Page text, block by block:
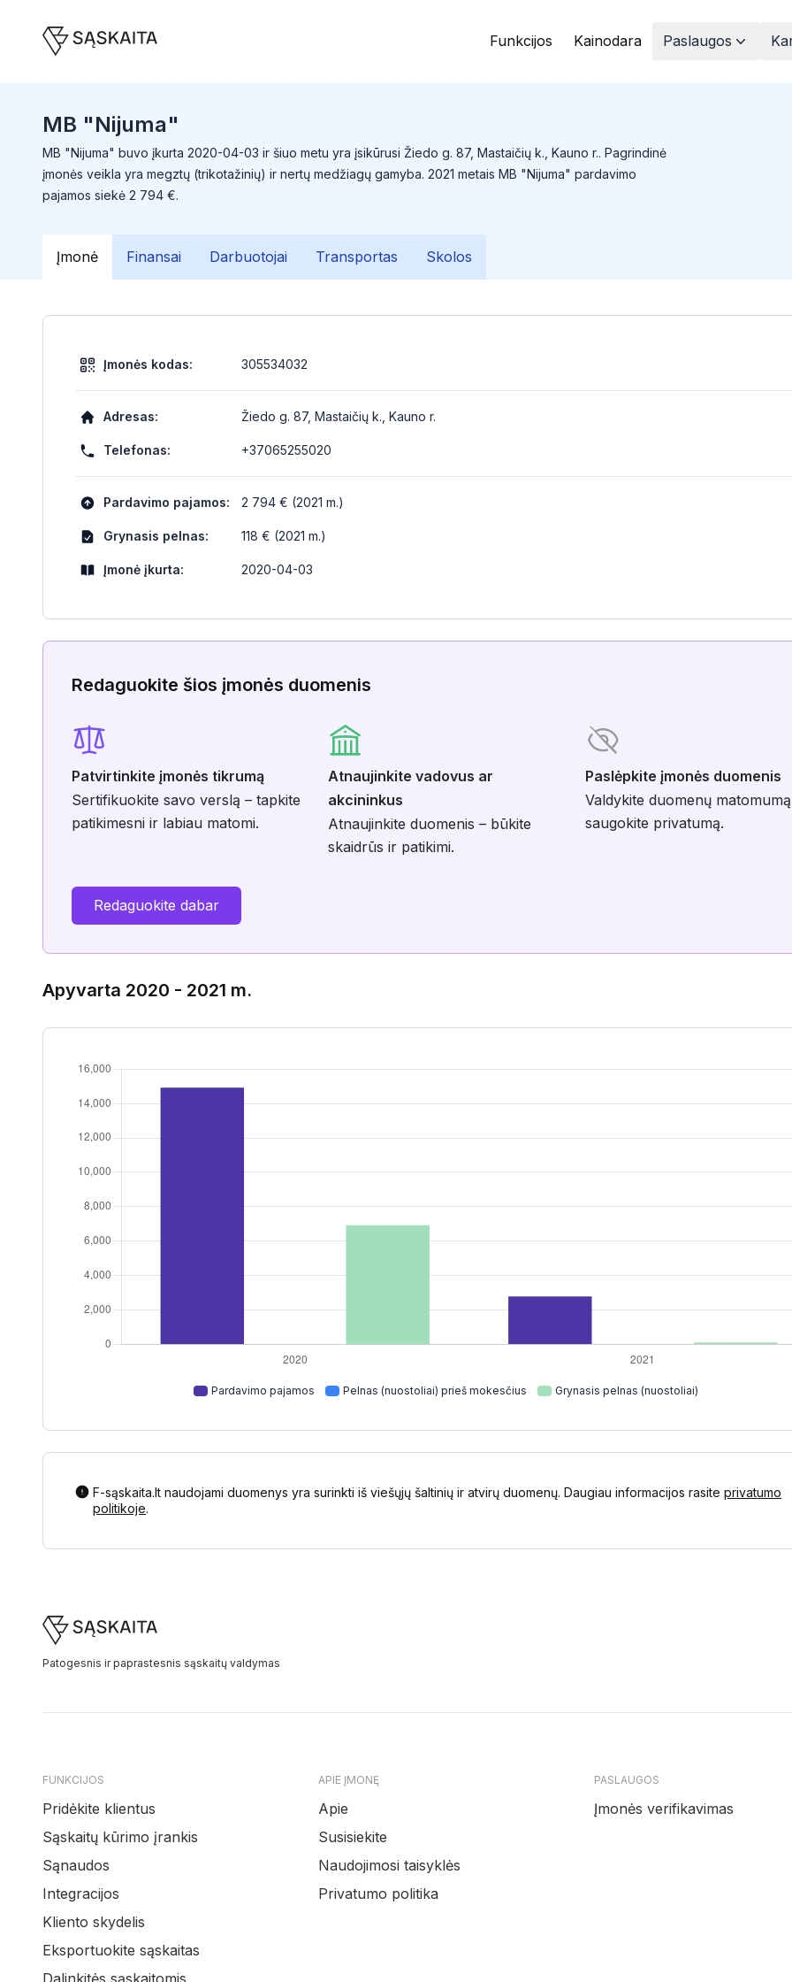
Funkcijos Kainodara Paslaugos
MB "Nijuma"
MB "Nijuma" buvo įkurta 2020-04-03 ir šiuo metu yra įsikūrusi Žiedo g. 87, Mastaičių k., Kauno r.. Pagrindinė
įmonės veikla yra megztų (trikotažinių) ir nertų medžiagų gamyba. 2021 metais MB "Nijuma" pardavimo
pajamos siekė 2 794 €.
Įmonė Finansai Darbuotojai Transportas Skolos
Įmonės kodas: 305534032
Adresas: Žiedo g. 87, Mastaičių k., Kauno r.
Telefonas: +37065255020
Pardavimo pajamos: 2 794 € (2021 m.)
Grynasis pelnas: 118 € (2021 m.)
Įmonė įkurta: 2020-04-03
Redaguokite šios įmonės duomenis
Patvirtinkite įmonės tikrumą
Sertifikuokite savo verslą – tapkite
patikimesni ir labiau matomi.
Atnaujinkite vadovus ar
akcininkus
Atnaujinkite duomenis – būkite
skaidrūs ir patikimi.
Paslėpkite įmonės duomenis
Valdykite duomenų
saugokite privatumą.
Redaguokite dabar
Apyvarta 2020 - 2021 m.
Pardavimo pajamos Pelnas (nuostoliai) prieš mokesčius Grynasis pelnas (nuostoliai)
F-sąskaita.lt naudojami duomenys yra surinkti iš viešųjų šaltinių ir atvirų duomenų. Daugiau informacijos rasite privatumo
politikoje.
Footer
Patogesnis ir paprastesnis sąskaitų valdymas
FUNKCIJOS
Pridėkite klientus
Sąskaitų kūrimo įrankis
Sąnaudos
Integracijos
Kliento skydelis
Eksportuokite sąskaitas
Dalinkitės sąskaitomis
APIE ĮMONĘ
Apie
Susisiekite
Naudojimosi taisyklės
Privatumo politika
PASLAUGOS
Įmonės verifikavimas